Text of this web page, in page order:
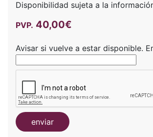
Disponibilidad sujeta a la
PVP. 40,00€
Avisar si vuelve a estar disponible.
enviar